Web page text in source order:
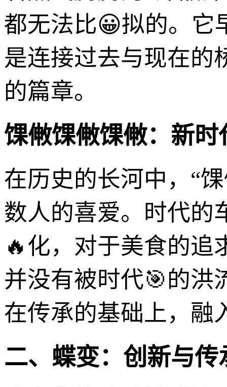
都无法比😀拟的。它
是连接过去与现在的
的篇章。
馃敒馃敒馃敒：新
在历史的长河中，“
数人的喜爱。时代的
🔥化，对于美食的追
并没有被时代🎯的洪
在传承的基础上，融
二、蝶变：创新与